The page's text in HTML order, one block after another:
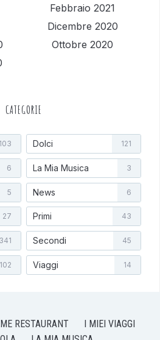
Febbraio 2021
Dicembre 2020
Ottobre 2020
CATEGORIE
103 Dolci 121
6 La Mia Musica 3
5 News 6
27 Primi 43
341 Secondi 45
102 Viaggi 14
RESTAURANT
I MIEI VIAGGI